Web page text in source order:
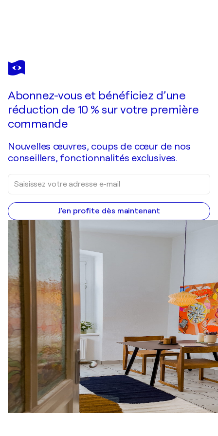
EVA BAZHENOVA
Some Like It Hot: Marilyn Monroe
Abonnez-vous et bénéficiez d’une
réduction de 10 % sur votre première
commande
Nouvelles œuvres, coups de cœur de nos
conseillers, fonctionnalités exclusives.
J'en profite dès maintenant